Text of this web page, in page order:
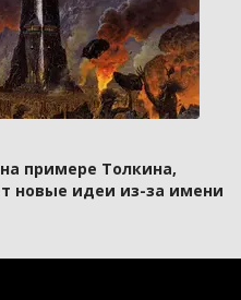
примере Толкина,
новые идеи из-за имени